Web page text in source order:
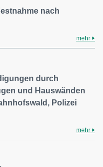
nach
mehr
durch
und Hauswänden
Polizei
mehr